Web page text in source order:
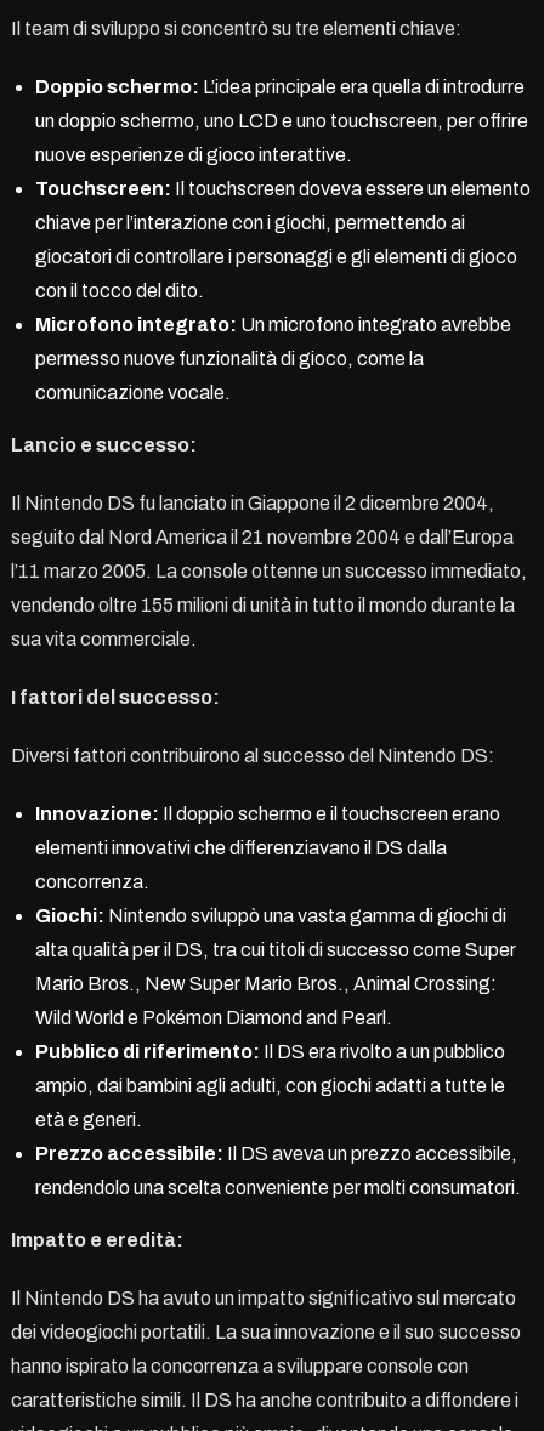
Il team di sviluppo si concentrò su tre elementi chiave:
Doppio schermo: L’idea principale era quella di introdurre
un doppio schermo, uno LCD e uno touchscreen, per offrire
nuove esperienze di gioco interattive.
Touchscreen: Il touchscreen doveva essere un elemento
chiave per l’interazione con i giochi, permettendo ai
giocatori di controllare i personaggi e gli elementi di gioco
con il tocco del dito.
Microfono integrato: Un microfono integrato avrebbe
permesso nuove funzionalità di gioco, come la
comunicazione vocale.
Lancio e successo:
Il Nintendo DS fu lanciato in Giappone il 2 dicembre 2004,
seguito dal Nord America il 21 novembre 2004 e dall’Europa
l’11 marzo 2005. La console ottenne un successo immediato,
vendendo oltre 155 milioni di unità in tutto il mondo durante la
sua vita commerciale.
I fattori del successo:
Diversi fattori contribuirono al successo del Nintendo DS:
Innovazione: Il doppio schermo e il touchscreen erano
elementi innovativi che differenziavano il DS dalla
concorrenza.
Giochi: Nintendo sviluppò una vasta gamma di giochi di
alta qualità per il DS, tra cui titoli di successo come Super
Mario Bros., New Super Mario Bros., Animal Crossing:
Wild World e Pokémon Diamond and Pearl.
Pubblico di riferimento: Il DS era rivolto a un pubblico
ampio, dai bambini agli adulti, con giochi adatti a tutte le
età e generi.
Prezzo accessibile: Il DS aveva un prezzo accessibile,
rendendolo una scelta conveniente per molti consumatori.
Impatto e eredità:
Il Nintendo DS ha avuto un impatto significativo sul mercato
dei videogiochi portatili. La sua innovazione e il suo successo
hanno ispirato la concorrenza a sviluppare console con
caratteristiche simili. Il DS ha anche contribuito a diffondere i